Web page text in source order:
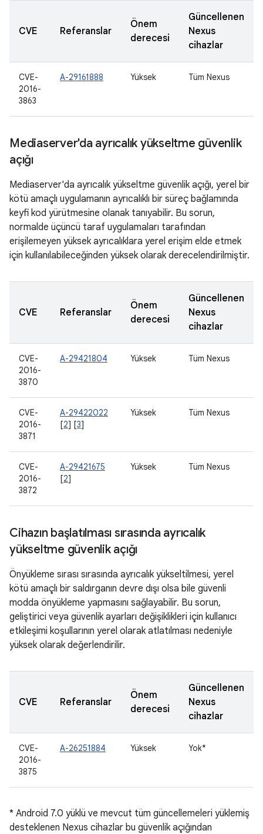
CVE Referanslar
Önem
derecesi
Güncellenen
Nexus
cihazlar
CVE-
2016-
3863
A-29161888 Yüksek Tüm Nexus
Mediaserver'da ayrıcalık yükseltme güvenlik
açığı
Mediaserver'da ayrıcalık yükseltme güvenlik açığı, yerel bir
kötü amaçlı uygulamanın ayrıcalıklı bir süreç bağlamında
keyfi kod yürütmesine olanak tanıyabilir. Bu sorun,
normalde üçüncü taraf uygulamaları tarafından
erişilemeyen yüksek ayrıcalıklara yerel erişim elde etmek
için kullanılabileceğinden yüksek olarak derecelendirilmiştir.
CVE Referanslar
Önem
derecesi
Güncellenen
Nexus
cihazlar
CVE-
2016-
3870
A-29421804 Yüksek Tüm Nexus
CVE-
2016-
3871
A-29422022
[2] [3]
Yüksek Tüm Nexus
CVE-
2016-
3872
A-29421675
[2]
Yüksek Tüm Nexus
Cihazın başlatılması sırasında ayrıcalık
yükseltme güvenlik açığı
Önyükleme sırası sırasında ayrıcalık yükseltilmesi, yerel
kötü amaçlı bir saldırganın devre dışı olsa bile güvenli
modda önyükleme yapmasını sağlayabilir. Bu sorun,
geliştirici veya güvenlik ayarları değişiklikleri için kullanıcı
etkileşimi koşullarının yerel olarak atlatılması nedeniyle
yüksek olarak değerlendirilir.
CVE Referanslar
Önem
derecesi
Güncellenen
Nexus
cihazlar
CVE-
2016-
3875
A-26251884 Yüksek Yok*
* Android 7.0 yüklü ve mevcut tüm güncellemeleri yüklemiş
desteklenen Nexus cihazlar bu güvenlik açığından